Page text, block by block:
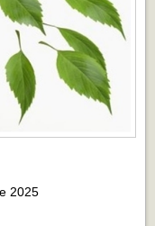
2025